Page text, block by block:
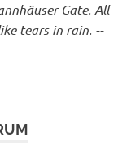
Gate. All
tears in rain. --